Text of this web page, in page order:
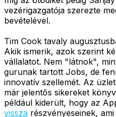
vezérigazgatója szerezte
bevételével.
Tim Cook tavaly
Akik ismerik, azok szerint
vállalatot. Nem "látnok",
gurunak tartott Jobs, de
innovatív szellemét. Az
már jelentős sikereket
például kiderült, hogy az
vissza részvényeseinek,